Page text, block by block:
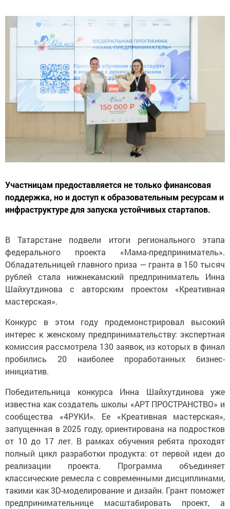
Участницам предоставляется не только финансовая
поддержка, но и доступ к образовательным ресурсам и
инфраструктуре для запуска устойчивых стартапов.
В Татарстане подвели итоги регионального этапа
федерального проекта «Мама-предприниматель».
Обладательницей главного приза — гранта в 150 тысяч
рублей стала нижнекамский предприниматель Инна
Шайхутдинова с авторским проектом «Креативная
мастерская».
Конкурс в этом году продемонстрировал высокий
интерес к женскому предпринимательству: экспертная
комиссия рассмотрела 130 заявок, из которых в финал
пробились 20 наиболее проработанных бизнес-
инициатив.
Победительница конкурса Инна Шайхутдинова уже
известна как создатель школы «АРТ ПРОСТРАНСТВО» и
сообщества «4РУКИ». Ее «Креативная мастерская»,
запущенная в 2025 году, ориентирована на подростков
от 10 до 17 лет. В рамках обучения ребята проходят
полный цикл разработки продукта: от первой идеи до
реализации проекта. Программа объединяет
классические ремесла с современными дисциплинами,
такими как 3D-моделирование и дизайн. Грант поможет
предпринимательнице масштабировать проект, а